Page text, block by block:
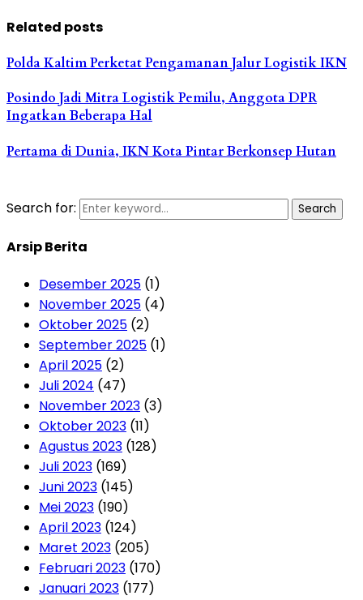
Related posts
Polda Kaltim Perketat Pengamanan Jalur Logistik IKN
Posindo Jadi Mitra Logistik Pemilu, Anggota DPR
Ingatkan Beberapa Hal
Pertama di Dunia, IKN Kota Pintar Berkonsep Hutan
Search for: Search
Arsip Berita
Desember 2025 (1)
November 2025 (4)
Oktober 2025 (2)
September 2025 (1)
April 2025 (2)
Juli 2024 (47)
November 2023 (3)
Oktober 2023 (11)
Agustus 2023 (128)
Juli 2023 (169)
Juni 2023 (145)
Mei 2023 (190)
April 2023 (124)
Maret 2023 (205)
Februari 2023 (170)
Januari 2023 (177)